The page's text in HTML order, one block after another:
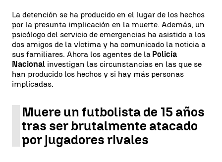
La detención se ha producido en el lugar de los hechos
por la presunta implicación en la muerte. Además, un
psicólogo del servicio de emergencias ha asistido a los
dos amigos de la víctima y ha comunicado la noticia a
sus familiares. Ahora los agentes de la Policía
Nacional investigan las circunstancias en las que se
han producido los hechos y si hay más personas
implicadas.
Muere un futbolista de 15 años
tras ser brutalmente atacado
por jugadores rivales